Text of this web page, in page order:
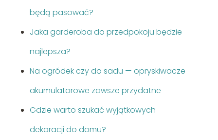
będą pasować?
Jaka garderoba do przedpokoju będzie
najlepsza?
Na ogródek czy do sadu — opryskiwacze
akumulatorowe zawsze przydatne
Gdzie warto szukać wyjątkowych
dekoracji do domu?